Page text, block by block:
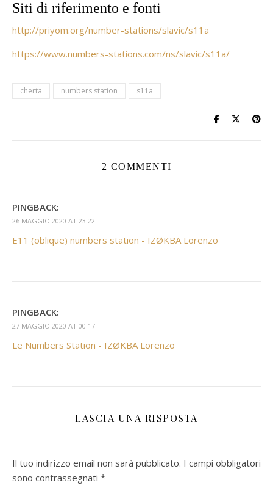
Siti di riferimento e fonti
http://priyom.org/number-stations/slavic/s11a
https://www.numbers-stations.com/ns/slavic/s11a/
cherta numbers station s11a
2 COMMENTI
PINGBACK:
26 MAGGIO 2020 AT 23:22
E11 (oblique) numbers station - IZØKBA Lorenzo
PINGBACK:
27 MAGGIO 2020 AT 00:17
Le Numbers Station - IZØKBA Lorenzo
LASCIA UNA RISPOSTA
Il tuo indirizzo email non sarà pubblicato. I campi obbligatori
sono contrassegnati *